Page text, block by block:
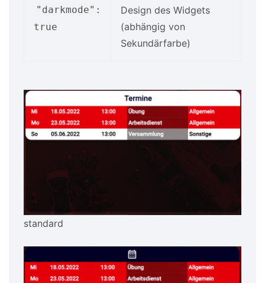
"darkmode":
true
Design des Widgets
(abhängig von
Sekundärfarbe)
standard